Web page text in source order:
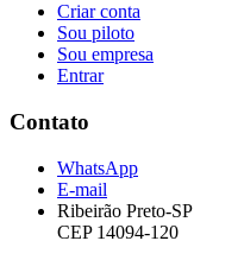
Criar conta
Sou piloto
Sou empresa
Entrar
Contato
WhatsApp
E-mail
Ribeirão Preto-SP
CEP 14094-120